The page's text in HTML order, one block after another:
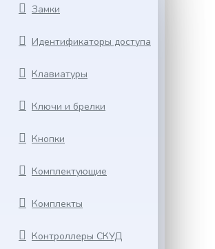
Замки
Идентификаторы доступа
Клавиатуры
Ключи и брелки
Кнопки
Комплектующие
Комплекты
Контроллеры СКУД